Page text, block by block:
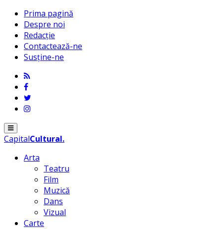
Prima pagină
Despre noi
Redacție
Contactează-ne
Susține-ne
Menu
CapitalCultural.
Arta
Teatru
Film
Muzică
Dans
Vizual
Carte